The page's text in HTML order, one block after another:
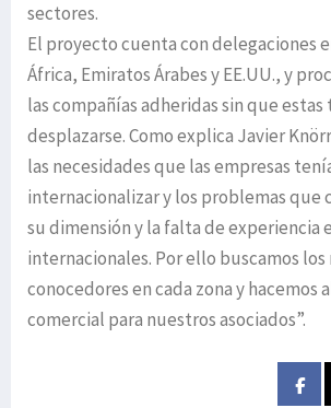
sectores.
El proyecto cuenta con delegaciones
África, Emiratos Árabes y EE.UU., y
las compañías adheridas sin que
desplazarse. Como explica Javier
las necesidades que las empresas
internacionalizar y los problemas que
su dimensión y la falta de experiencia
internacionales. Por ello buscamos los
conocedores en cada zona y hacemos
comercial para nuestros asociados”.